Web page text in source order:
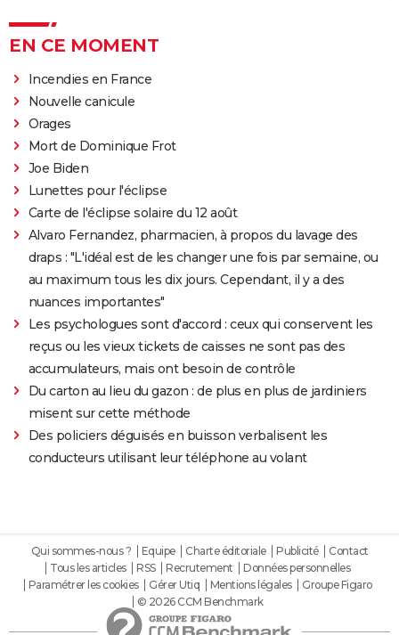
EN CE MOMENT
Incendies en France
Nouvelle canicule
Orages
Mort de Dominique Frot
Joe Biden
Lunettes pour l'éclipse
Carte de l'éclipse solaire du 12 août
Alvaro Fernandez, pharmacien, à propos du lavage des
draps : "L'idéal est de les changer une fois par semaine, ou
au maximum tous les dix jours. Cependant, il y a des
nuances importantes"
Les psychologues sont d'accord : ceux qui conservent les
reçus ou les vieux tickets de caisses ne sont pas des
accumulateurs, mais ont besoin de contrôle
Du carton au lieu du gazon : de plus en plus de jardiniers
misent sur cette méthode
Des policiers déguisés en buisson verbalisent les
conducteurs utilisant leur téléphone au volant
Qui sommes-nous ? Equipe Charte éditoriale Publicité
Contact
Tous les articles
RSS Recrutement
Données personnelles
Paramétrer les cookies
Gérer Utiq Mentions légales
Groupe Figaro
© 2026 CCM Benchmark